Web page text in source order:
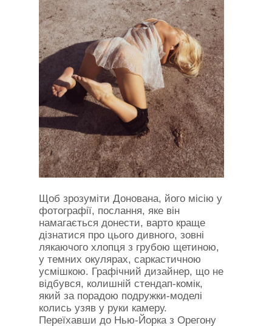
Щоб зрозуміти Донована, його місію у
фотографії, послання, яке він
намагається донести, варто краще
дізнатися про цього дивного, зовні
лякаючого хлопця з грубою щетиною,
у темних окулярах, саркастичною
усмішкою. Графічний дизайнер, що не
відбувся, колишній стендап-комік,
який за порадою подружки-моделі
колись узяв у руки камеру.
Переїхавши до Нью-Йорка з Орегону